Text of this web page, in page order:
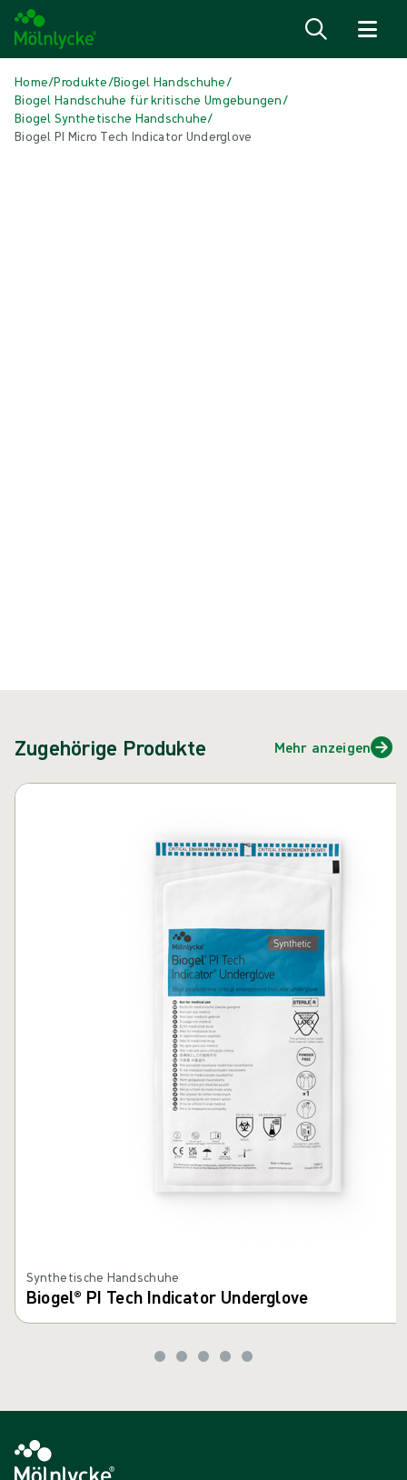
Home/Produkte/Biogel Handschuhe/
Biogel Handschuhe für kritische Umgebungen/
Biogel Synthetische Handschuhe/
Biogel PI Micro Tech Indicator Underglove
Zugehörige Produkte Mehr anzeigen
Synthetische Handschuhe
Biogel® PI Tech Indicator Underglove